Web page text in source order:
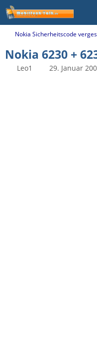
Nokia Sicherheitscode
Nokia 6230 +
Leo1 29. Januar